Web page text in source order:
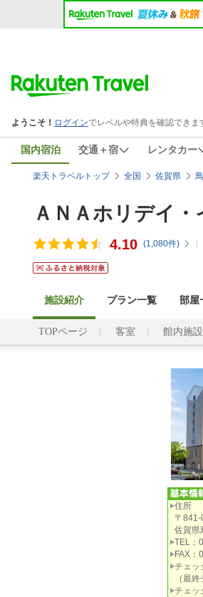
国内宿泊 交通＋宿 レンタカー
楽天トラベルトップ 全国 佐賀県
ＡＮＡホリデイ
4.10 (1,080件)
施設紹介 プラン一覧 部屋
TOPページ 客室 館内施設
住所
〒841-
佐賀県
TEL：
FAX：
チェッ
（最
チェッ